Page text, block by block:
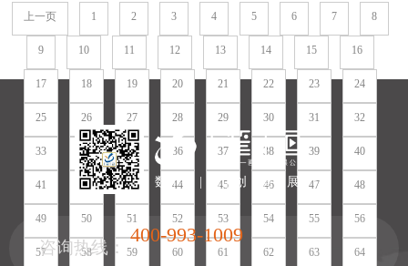
上一页 1 2 3 4 5 6 7 8
9 10 11 12 13 14 15 16
17 18 19 20 21 22 23 24
25 26 27 28 29 30 31 32
33 34 35 36 37 38 39 40
41 42 43 44 45 46 47 48
49 50 51 52 53 54 55 56
57 58 59 60 61 62 63 64
数 | 字 | 化 | 创 | 意 | 展 | 厅
咨询热线：
400-993-1009